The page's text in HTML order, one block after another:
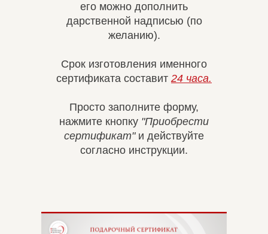
его можно дополнить
дарственной надписью (по
желанию).
Срок изготовления именного
сертификата составит 24 часа.
Просто заполните форму,
нажмите кнопку "Приобрести
сертификат"и действуйте
согласно инструкции.